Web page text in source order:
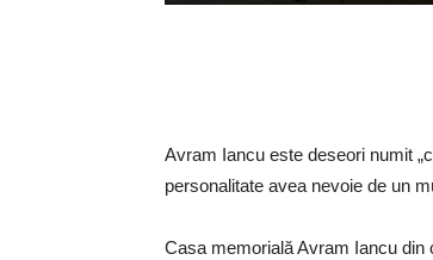
Avram Iancu este deseori numit
personalitate avea nevoie de un
Casa memorială Avram Iancu